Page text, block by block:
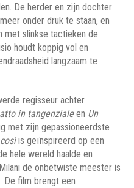
De herder en zijn dochter
onder druk te staan, en
met slinkse tactieken de
houdt koppig vol en
langzaam te
regisseur achter
in tangenzialeen Un
met zijn gepassioneerdste
is geïnspireerd op een
hele wereld haalde en
de onbetwiste meester is
De film brengt een